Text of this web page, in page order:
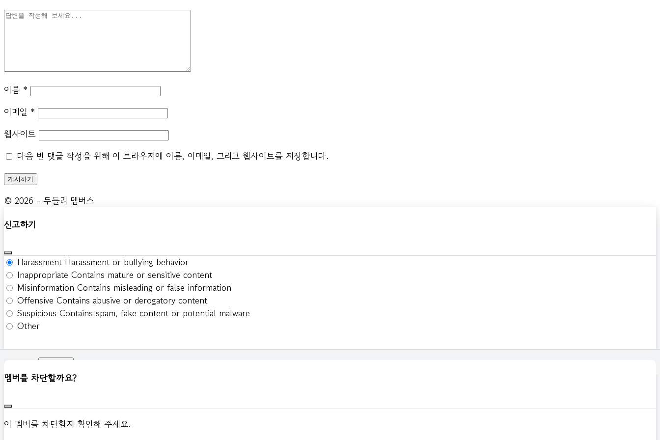
이름 *
이메일 *
웹사이트
다음 번 댓글 작성을 위해 이 브라우저에 이름, 이메일, 그리고 웹사이트를 저장합니다.
© 2026 - 두들리 멤버스
신고하기
Harassment Harassment or bullying behavior
Inappropriate Contains mature or sensitive content
Misinformation Contains misleading or false information
Offensive Contains abusive or derogatory content
Suspicious Contains spam, fake content or potential malware
Other
멤버를 차단할까요?
이 멤버를 차단할지 확인해 주세요.